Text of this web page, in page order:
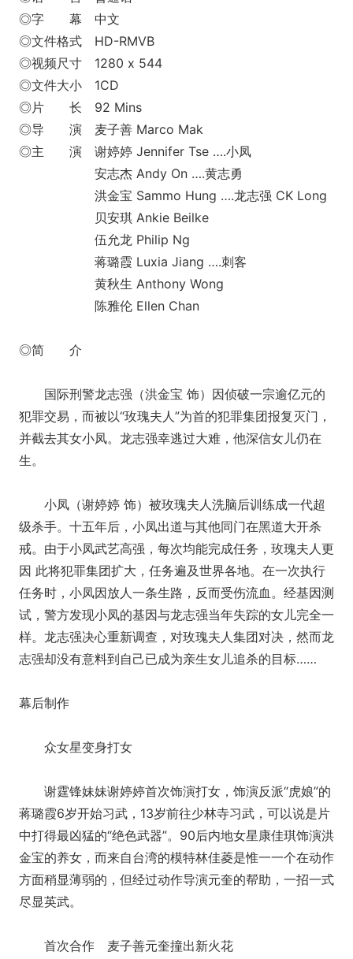
◎字 幕 中文
◎文件格式 HD-RMVB
◎视频尺寸 1280 x 544
◎文件大小 1CD
◎片 长 92 Mins
◎导 演 麦子善 Marco Mak
◎主 演 谢婷婷 Jennifer Tse ….小凤
安志杰 Andy On ….黄志勇
洪金宝 Sammo Hung ….龙志强 CK Long
贝安琪 Ankie Beilke
伍允龙 Philip Ng
蒋璐霞 Luxia Jiang ….刺客
黄秋生 Anthony Wong
陈雅伦 Ellen Chan
◎简 介
国际刑警龙志强（洪金宝 饰）因侦破一宗逾亿元的
犯罪交易，而被以“玫瑰夫人”为首的犯罪集团报复灭门，
并截去其女小凤。龙志强幸逃过大难，他深信女儿仍在
生。
小凤（谢婷婷 饰）被玫瑰夫人洗脑后训练成一代超
级杀手。十五年后，小凤出道与其他同门在黑道大开杀
戒。由于小凤武艺高强，每次均能完成任务，玫瑰夫人更
因 此将犯罪集团扩大，任务遍及世界各地。在一次执行
任务时，小凤因放人一条生路，反而受伤流血。经基因测
试，警方发现小凤的基因与龙志强当年失踪的女儿完全一
样。龙志强决心重新调查，对玫瑰夫人集团对决，然而龙
志强却没有意料到自己已成为亲生女儿追杀的目标……
幕后制作
众女星变身打女
谢霆锋妹妹谢婷婷首次饰演打女，饰演反派“虎娘”的
蒋璐霞6岁开始习武，13岁前往少林寺习武，可以说是片
中打得最凶猛的“绝色武器”。90后内地女星康佳琪饰演洪
金宝的养女，而来自台湾的模特林佳菱是惟一一个在动作
方面稍显薄弱的，但经过动作导演元奎的帮助，一招一式
尽显英武。
首次合作 麦子善元奎撞出新火花